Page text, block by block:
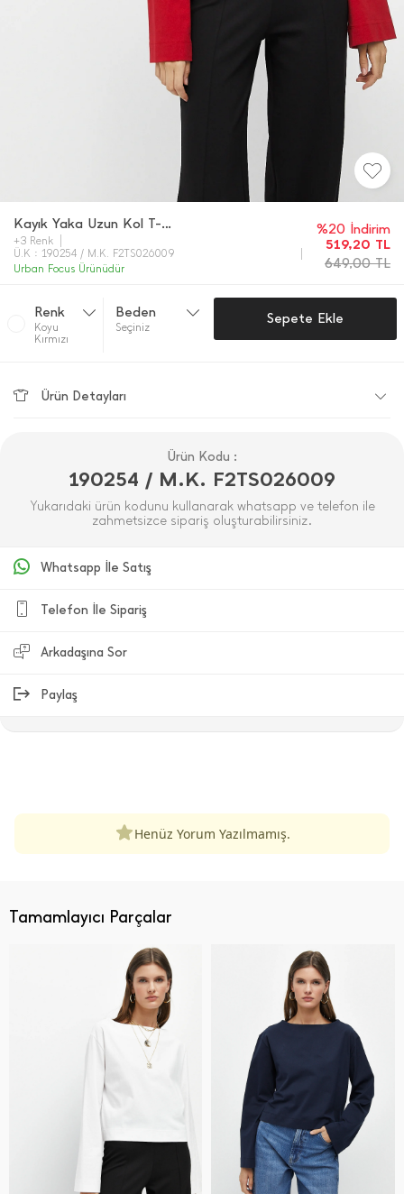
Kayık Yaka Uzun Kol T-shirt
+3 Renk
Ü.K : 190254 / M.K. F2TS026009
Urban Focus Ürünüdür
%20 İndirim
519,20 TL
649,00TL
Renk
Koyu
Kırmızı
Beden
Seçiniz
Sepete Ekle
Ürün Detayları
Ürün Kodu :
190254 / M.K. F2TS026009
Yukarıdaki ürün kodunu kullanarak whatsapp ve telefon ile
zahmetsizce sipariş oluşturabilirsiniz.
Whatsapp İle Satış
Telefon İle Sipariş
Arkadaşına Sor
Paylaş
Henüz Yorum Yazılmamış.
Tamamlayıcı Parçalar